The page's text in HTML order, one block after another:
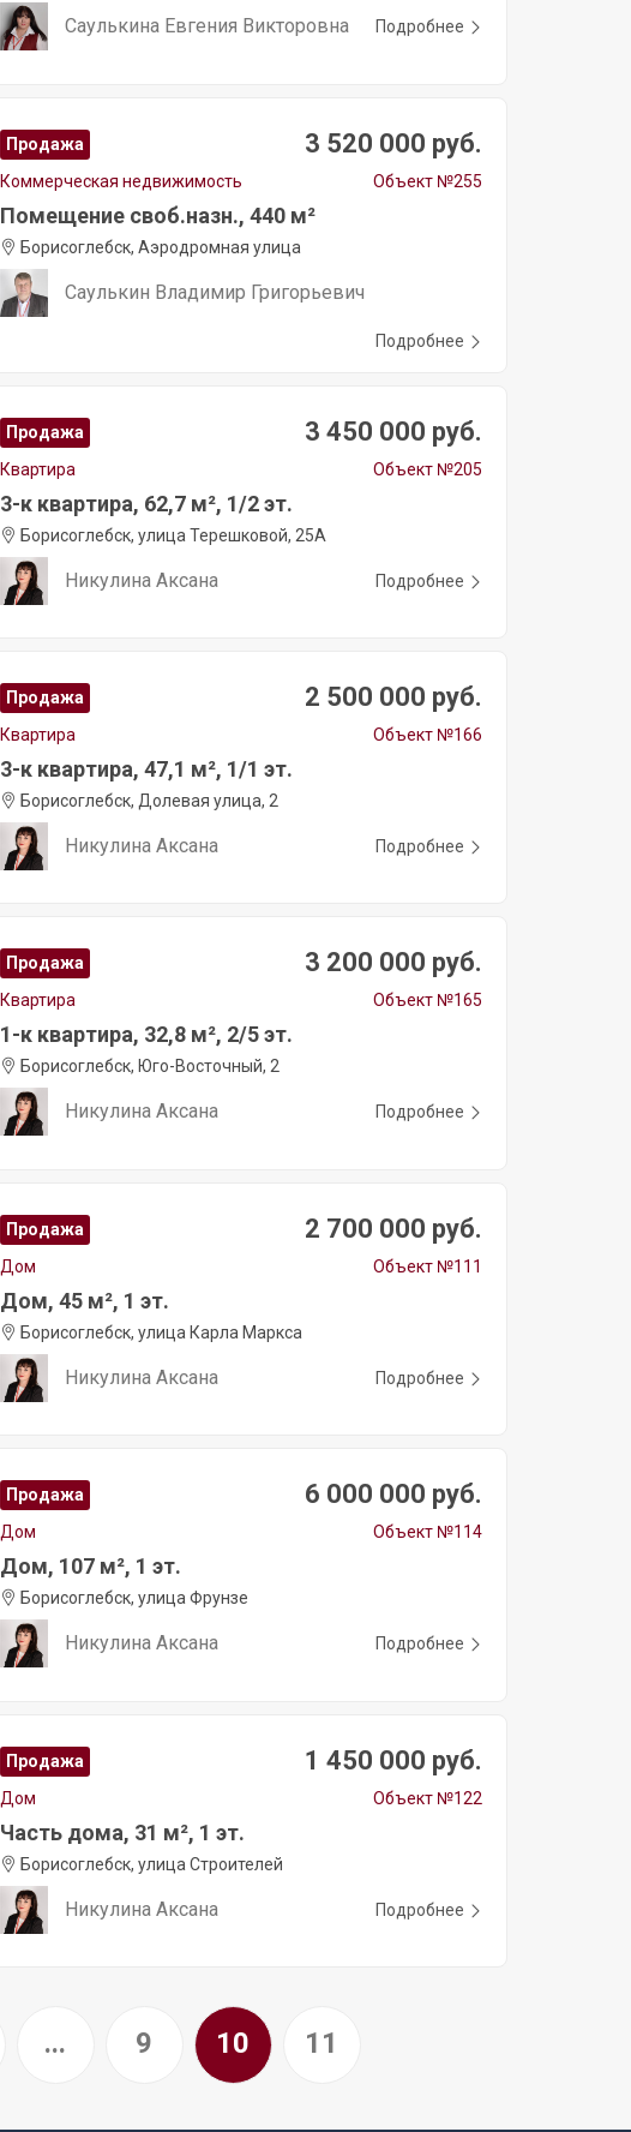
Саулькина Евгения Викторовна Подробнее
Продажа 3 520 000 руб.
Коммерческая недвижимость Объект №255
Помещение своб.назн., 440 м²
Борисоглебск, Аэродромная улица
Саулькин Владимир Григорьевич
Подробнее
Продажа 3 450 000 руб.
Квартира Объект №205
3-к квартира, 62,7 м², 1/2 эт.
Борисоглебск, улица Терешковой, 25А
Никулина Аксана Подробнее
Продажа 2 500 000 руб.
Квартира Объект №166
3-к квартира, 47,1 м², 1/1 эт.
Борисоглебск, Долевая улица, 2
Никулина Аксана Подробнее
Продажа 3 200 000 руб.
Квартира Объект №165
1-к квартира, 32,8 м², 2/5 эт.
Борисоглебск, Юго-Восточный, 2
Никулина Аксана Подробнее
Продажа 2 700 000 руб.
Дом Объект №111
Дом, 45 м², 1 эт.
Борисоглебск, улица Карла Маркса
Никулина Аксана Подробнее
Продажа 6 000 000 руб.
Дом Объект №114
Дом, 107 м², 1 эт.
Борисоглебск, улица Фрунзе
Никулина Аксана Подробнее
Продажа 1 450 000 руб.
Дом Объект №122
Часть дома, 31 м², 1 эт.
Борисоглебск, улица Строителей
Никулина Аксана Подробнее
... 9 10 11